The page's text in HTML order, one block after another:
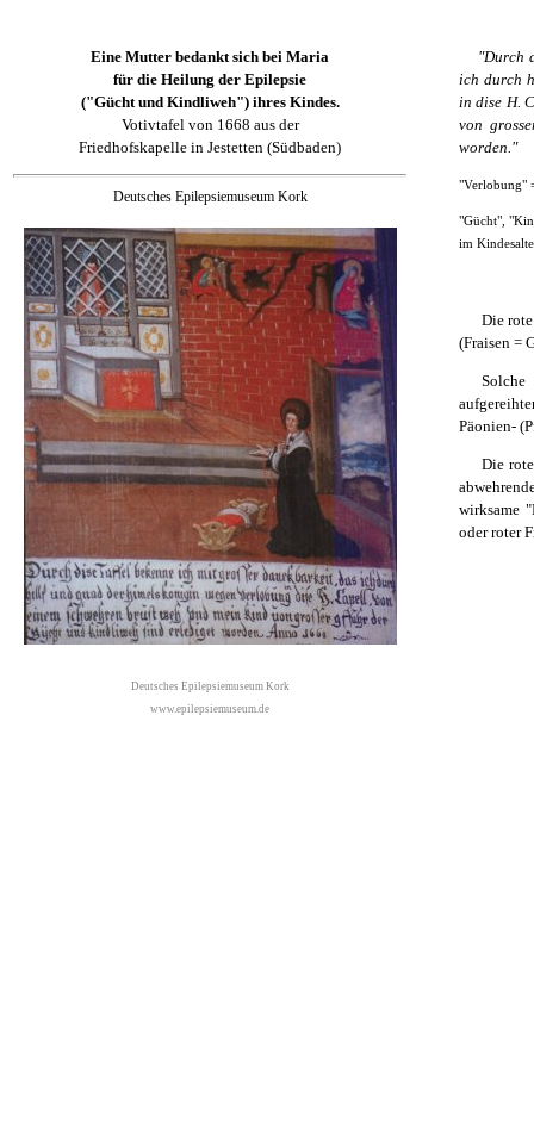
Eine Mutter bedankt sich bei Maria
für die Heilung der Epilepsie
("Gücht und Kindliweh") ihres Kindes.
Votivtafel von 1668 aus der
Friedhofskapelle in Jestetten (Südbaden)
Deutsches Epilepsiemuseum Kork
Deutsches Epilepsiemuseum Kork
www.epilepsiemuseum.de
"Durch
ich durch
in dise H.
von
worden."
"Verlobung"
"Gücht",
im
Die
(Fraisen =
Päonien-
Die
wirksame
oder roter